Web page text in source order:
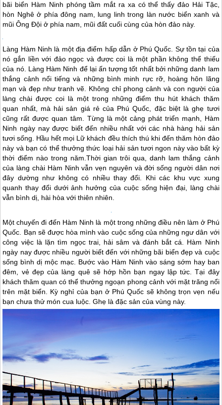
bãi biển Hàm Ninh phóng tầm mắt ra xa có thể thấy đảo Hải Tặc,
hòn Nghê ở phía đông nam, lung linh trong làn nước biển xanh và
mũi Ông Đội ở phía nam, mũi đất cuối cùng của hòn đảo này.
Làng Hàm Ninh là một địa điểm hấp dẫn ở Phú Quốc. Sự tồn tại của
nó gắn liền với đảo ngọc và được coi là một phần không thể thiếu
của nó. Làng Hàm Ninh để lại ấn tượng tốt nhất bởi những danh lam
thắng cảnh nổi tiếng và những bình minh rực rỡ, hoàng hôn lãng
mạn và đẹp như tranh vẽ. Không chỉ phong cảnh và con người của
làng chài được coi là một trong những điểm thu hút khách thăm
quan nhất, mà hải sản giá rẻ của Phú Quốc, đặc biệt là ghẹ tươi
cũng rất được quan tâm. Từng là một cảng phát triển mạnh, Hàm
Ninh ngày nay được biết đến nhiều nhất với các nhà hàng hải sản
tươi sống. Hầu hết mọi Lữ khách đều thích thú khi đến thăm hòn đảo
này và bạn có thể thưởng thức loại hải sản tươi ngon này vào bất kỳ
thời điểm nào trong năm.Thời gian trôi qua, danh lam thắng cảnh
của làng chài Hàm Ninh vẫn vẹn nguyên và đời sống người dân nơi
đây dường như không có nhiều thay đổi. Khi các khu vực xung
quanh thay đổi dưới ảnh hưởng của cuộc sống hiện đại, làng chài
vẫn bình dị, hài hòa với thiên nhiên.
Một chuyến đi đến Hàm Ninh là một trong những điều nên làm ở Phú
Quốc. Bạn sẽ được hòa mình vào cuộc sống của những ngư dân với
công việc là lặn tìm ngọc trai, hải sâm và đánh bắt cá. Hàm Ninh
ngày nay được nhiều người biết đến với những bãi biển đẹp và cuộc
sống bình dị mộc mạc. Bước vào Hàm Ninh vào sáng sớm hay ban
đêm, vẻ đẹp của làng quê sẽ hớp hồn bạn ngay lập tức. Tại đây
khách thăm quan có thể thưởng ngoạn phong cảnh với mặt trăng nổi
trên mặt biển. Kỳ nghỉ của bạn ở Phú Quốc sẽ không trọn vẹn nếu
bạn chưa thử món cua luộc. Ghẹ là đặc sản của vùng này.